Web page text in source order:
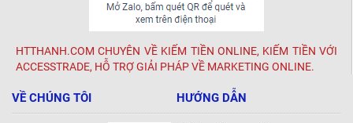
HTTHANH.COM CHUYÊN VỀ KIẾM TIỀN ONLINE, KIẾM TIỀN VỚI
ACCESSTRADE, HỖ TRỢ GIẢI PHÁP VỀ MARKETING ONLINE.
VỀ CHÚNG TÔI HƯỚNG DẪN